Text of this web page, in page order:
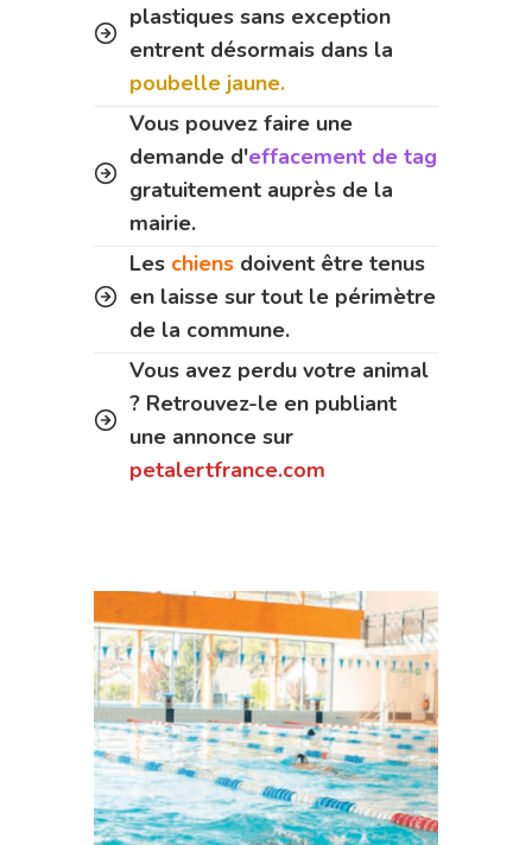
plastiques sans exception
entrent désormais dans la
poubelle jaune.
Vous pouvez faire une
demande d'effacement de tag
gratuitement auprès de la
mairie.
Les chiens doivent être tenus
en laisse sur tout le périmètre
de la commune.
Vous avez perdu votre animal
? Retrouvez-le en publiant
une annonce sur
petalertfrance.com